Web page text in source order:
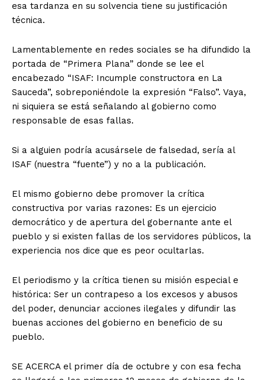
esa tardanza en su solvencia tiene su justificación
técnica.
Lamentablemente en redes sociales se ha difundido la
portada de “Primera Plana” donde se lee el
encabezado “ISAF: Incumple constructora en La
Sauceda”, sobreponiéndole la expresión “Falso”. Vaya,
ni siquiera se está señalando al gobierno como
responsable de esas fallas.
Si a alguien podría acusársele de falsedad, sería al
ISAF (nuestra “fuente”) y no a la publicación.
El mismo gobierno debe promover la crítica
constructiva por varias razones: Es un ejercicio
democrático y de apertura del gobernante ante el
pueblo y si existen fallas de los servidores públicos, la
experiencia nos dice que es peor ocultarlas.
El periodismo y la crítica tienen su misión especial e
histórica: Ser un contrapeso a los excesos y abusos
del poder, denunciar acciones ilegales y difundir las
buenas acciones del gobierno en beneficio de su
pueblo.
SE ACERCA el primer día de octubre y con esa fecha